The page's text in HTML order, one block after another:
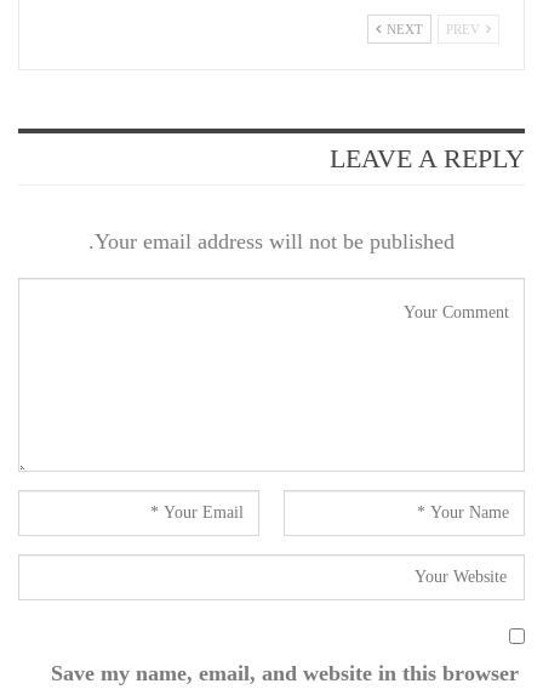
NEXT
LEAVE A REPLY
Your email address will not be published.
Save my name, email, and website in this browser